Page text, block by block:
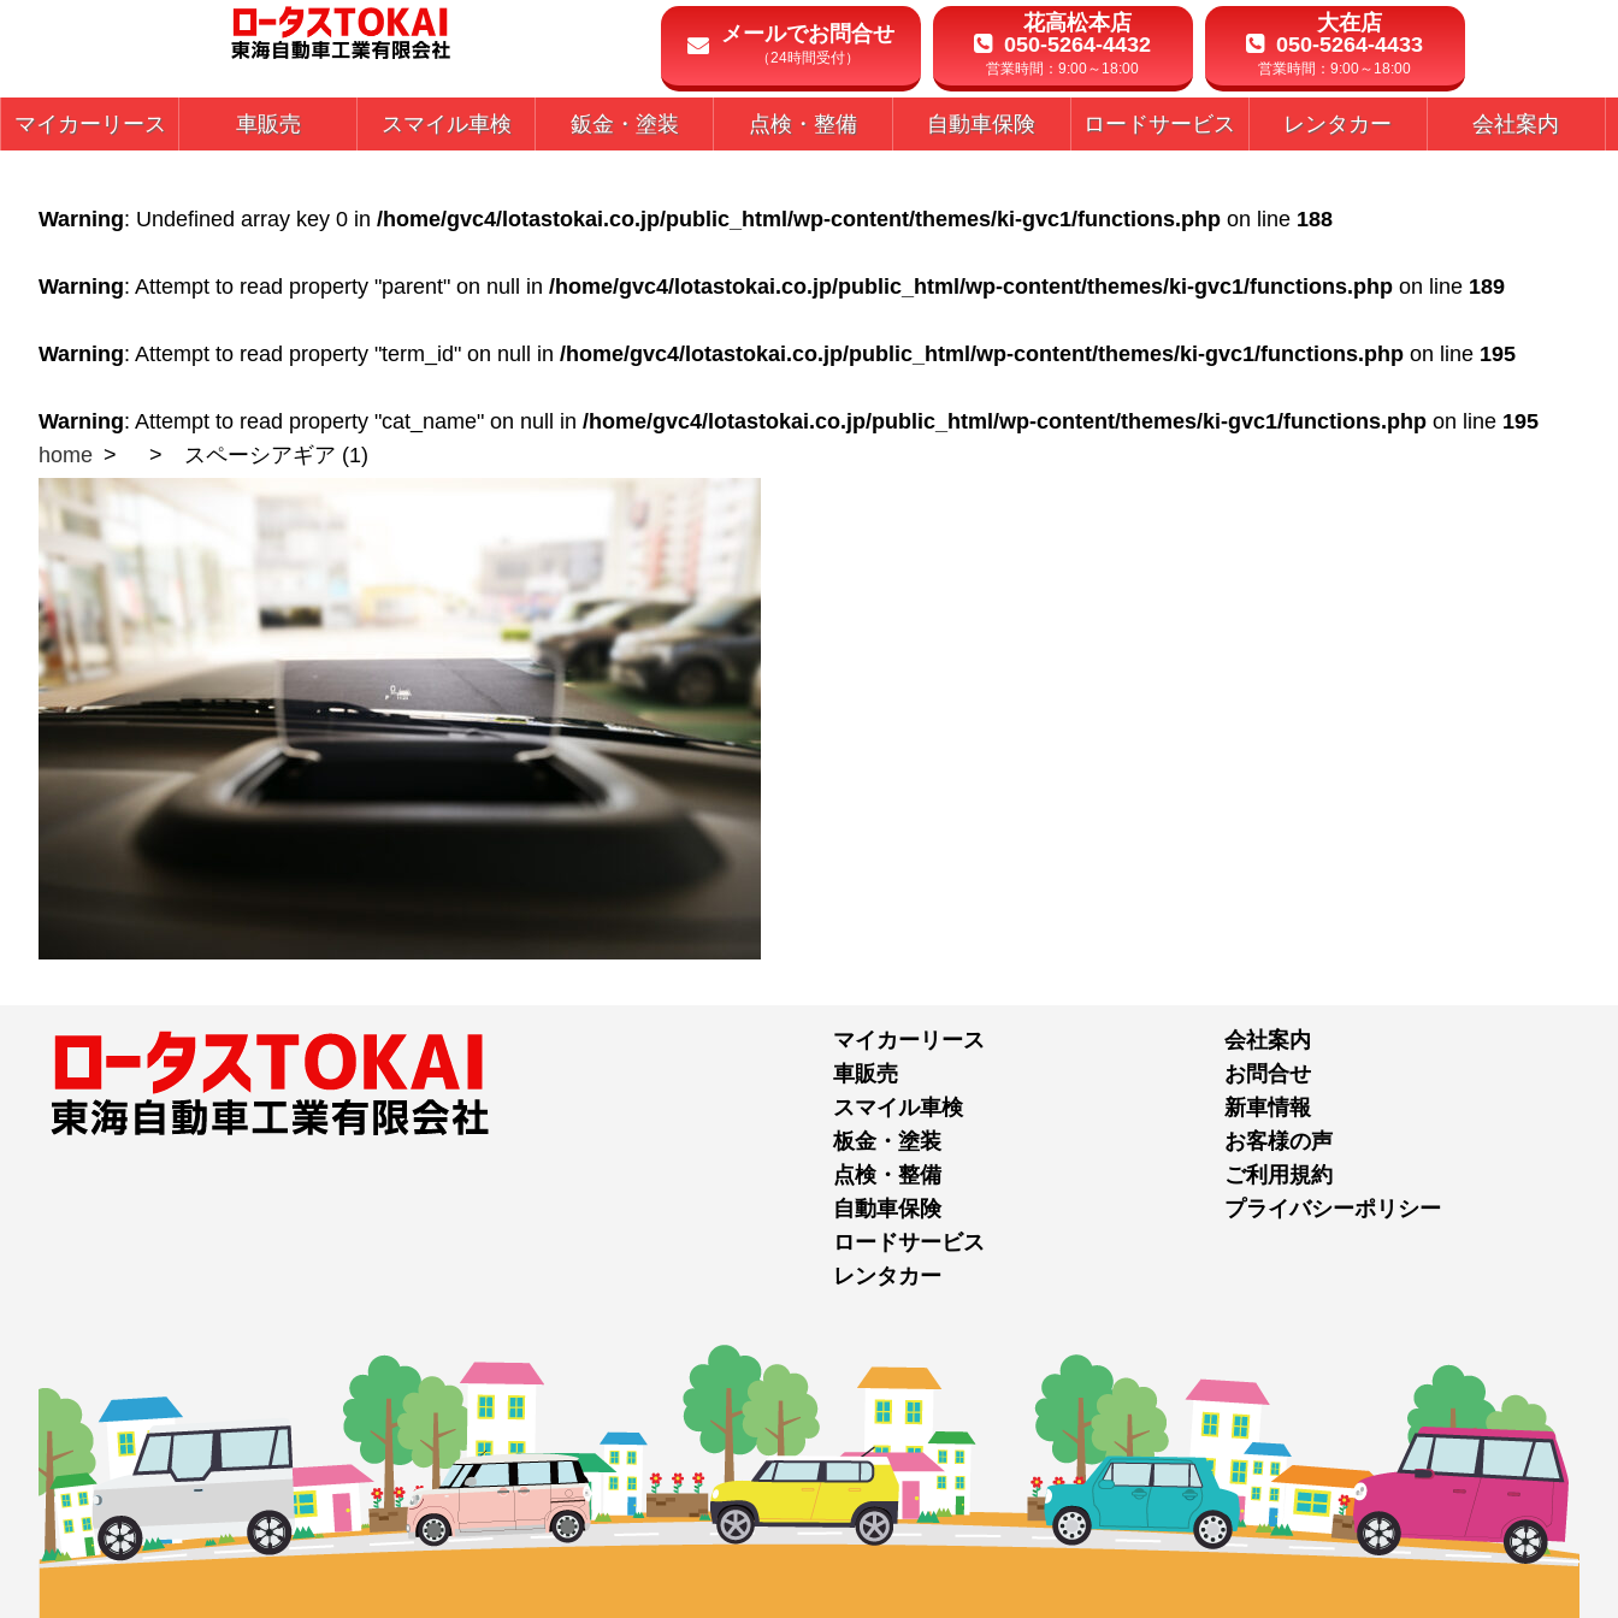
メールでお問合せ
（24時間受付）
花高松本店
050-5264-4432
営業時間：9:00～18:00
大在店
050-5264-4433
営業時間：9:00～18:00
マイカーリース 車販売 スマイル車検 鈑金・塗装 点検・整備 自動車保険 ロードサービス レンタカー 会社案内
Warning: Undefined array key 0 in /home/gvc4/lotastokai.co.jp/public_html/wp-content/themes/ki-gvc1/functions.php on line 188
Warning: Attempt to read property "parent" on null in /home/gvc4/lotastokai.co.jp/public_html/wp-content/themes/ki-gvc1/functions.php on line 189
Warning: Attempt to read property "term_id" on null in /home/gvc4/lotastokai.co.jp/public_html/wp-content/themes/ki-gvc1/functions.php on line 195
Warning: Attempt to read property "cat_name" on null in /home/gvc4/lotastokai.co.jp/public_html/wp-content/themes/ki-gvc1/functions.php on line 195
home
スペーシアギア (1)
マイカーリース
車販売
スマイル車検
板金・塗装
点検・整備
自動車保険
ロードサービス
レンタカー
会社案内
お問合せ
新車情報
お客様の声
ご利用規約
プライバシーポリシー